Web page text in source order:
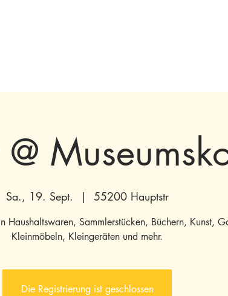
Sa., 19. Sept.
  |
55200 Hauptstr
Haushaltswaren, Sammlerstücken, Büchern, Kunst,
Kleinmöbeln, Kleingeräten und mehr.
Die Registrierung ist geschlossen